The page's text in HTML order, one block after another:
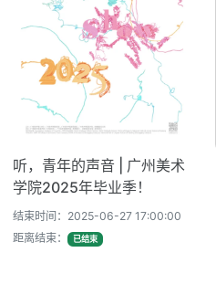
听，青年的声音 | 广州美术
学院2025年毕业季！
结束时间：2025-06-27 17:00:00
距离结束：
已结束